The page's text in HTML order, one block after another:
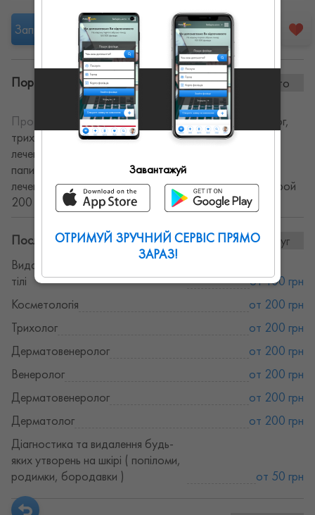
Запропонувати роботу
Портфоліо винаних робіт: 0 фото
Про себе:
Практикующий врач дерматолог, венеролог,
трихолог, косметолог. Занимаюсь диагностикой,
лечением и удалением новообразований ,родинок,
папиллом, сосудов на лице и теле от 50 грн. Любое
лечение начинается с консультации, стоимость которой
200 грн.
Послуги та ціни:
8послуг
Видалення сосудів на обличчі та
тілі
от 100 грн
Косметологія
от 200 грн
Трихолог
от 200 грн
Дерматовенеролог
от 200 грн
Венеролог
от 200 грн
Дерматовенеролог
от 200 грн
Дерматолог
от 200 грн
Діагностика та видалення будь-
яких утворень на шкірі ( попіломи,
родимки, бородавки )
от 50 грн
Завантажуй
ОТРИМУЙ ЗРУЧНИЙ СЕРВІС ПРЯМО
ЗАРАЗ!